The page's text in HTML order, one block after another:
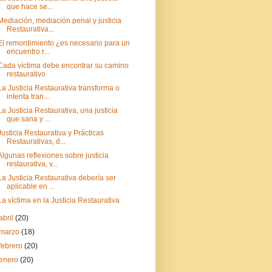
que hace se...
mediación penal y justicia
Restaurativa...
remordimiento ¿es necesario para un
encuentro r...
víctima debe encontrar su camino
restaurativo
Justicia Restaurativa transforma o
intenta tran...
Justicia Restaurativa, una justicia
que sana y ...
Restaurativa y Prácticas
Restaurativas, d...
reflexiones sobre justicia
restaurativa, v...
Justicia Restaurativa debería ser
aplicable en ...
víctima en la Justicia Restaurativa
(20)
(18)
(20)
(20)